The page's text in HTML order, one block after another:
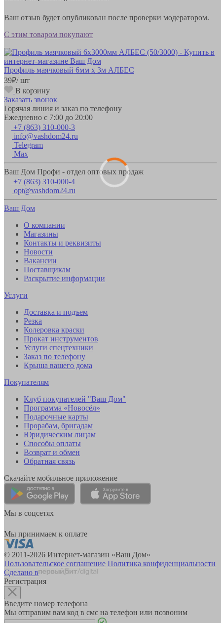
Ваш отзыв будет опубликован после проверки модератором.
С этим товаром покупают
Профиль маячковый 6мм х 3м АЛБЕС
39₽/ шт
В корзину
Заказать звонок
Горячая линия и заказ по телефону
Ежедневно с 7:00 до 20:00
+7 (863) 310-000-3
info@vashdom24.ru
Telegram
Max
Ваш Дом Профи - отдел оптовых продаж
+7 (863) 310-000-4
opt@vashdom24.ru
Ваш Дом
О компании
Магазины
Контакты и реквизиты
Новости
Вакансии
Поставщикам
Раскрытие информации
Услуги
Доставка и подъем
Резка
Колеровка краски
Прокат инструментов
Услуги спецтехники
Заказ по телефону
Крыша вашего дома
Покупателям
Клуб покупателей "Ваш Дом"
Программа «Новосёл»
Подарочные карты
Прорабам, бригадам
Юридическим лицам
Способы оплаты
Возврат и обмен
Обратная связь
Скачайте мобильное приложение
Мы в соцсетях
Мы принимаем к оплате
© 2011-2026 Интернет-магазин «Ваш Дом»
Пользовательское соглашение Политика конфиденциальности
Сделано в
Регистрация
Введите номер телефона
Мы отправим вам код в смс на телефон или позвоним